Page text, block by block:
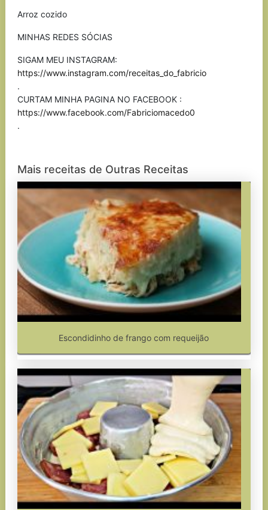
Arroz cozido
MINHAS REDES SÓCIAS
SIGAM MEU INSTAGRAM:
https://www.instagram.com/receitas_do_fabricio
.
CURTAM MINHA PAGINA NO FACEBOOK :
https://www.facebook.com/Fabriciomacedo0
.
Mais receitas de Outras Receitas
Escondidinho de frango com requeijão